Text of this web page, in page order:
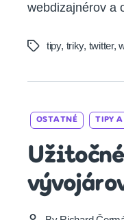
webdizajnérov a
Tagstipy, triky, twitter,
OSTATNÉ TIPY A